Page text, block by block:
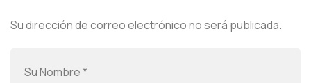
Su dirección de correo electrónico no será publicada.